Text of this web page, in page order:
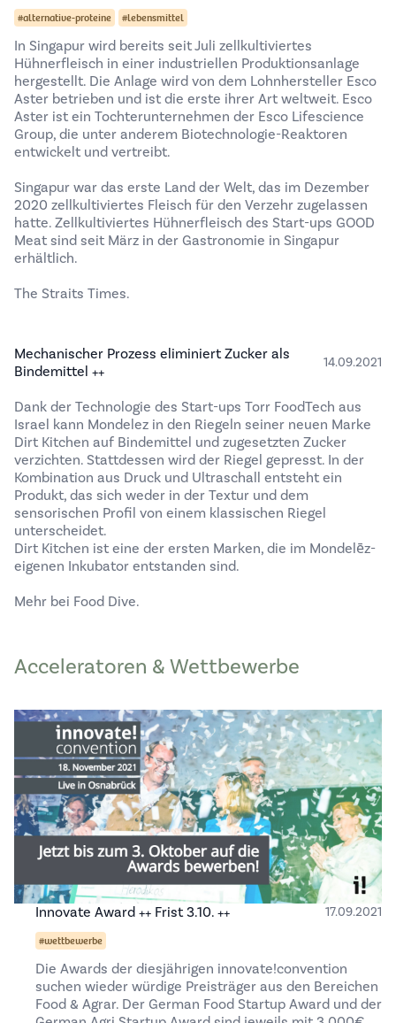
#alternative-proteine #lebensmittel
In Singapur wird bereits seit Juli zellkultiviertes
Hühnerfleisch in einer industriellen Produktionsanlage
hergestellt. Die Anlage wird von dem Lohnhersteller Esco
Aster betrieben und ist die erste ihrer Art weltweit. Esco
Aster ist ein Tochterunternehmen der Esco Lifescience
Group, die unter anderem Biotechnologie-Reaktoren
entwickelt und vertreibt.
Singapur war das erste Land der Welt, das im Dezember
2020 zellkultiviertes Fleisch für den Verzehr zugelassen
hatte. Zellkultiviertes Hühnerfleisch des Start-ups GOOD
Meat sind seit März in der Gastronomie in Singapur
erhältlich.
The Straits Times.
Mechanischer Prozess eliminiert Zucker als
Bindemittel ++
14.09.2021
Dank der Technologie des Start-ups Torr FoodTech aus
Israel kann Mondelez in den Riegeln seiner neuen Marke
Dirt Kitchen auf Bindemittel und zugesetzten Zucker
verzichten. Stattdessen wird der Riegel gepresst. In der
Kombination aus Druck und Ultraschall entsteht ein
Produkt, das sich weder in der Textur und dem
sensorischen Profil von einem klassischen Riegel
unterscheidet.
Dirt Kitchen ist eine der ersten Marken, die im Mondelēz-
eigenen Inkubator entstanden sind.
Mehr bei Food Dive.
Acceleratoren & Wettbewerbe
Innovate Award ++ Frist 3.10. ++ 17.09.2021
#wettbewerbe
Die Awards der diesjährigen innovate!convention
suchen wieder würdige Preisträger aus den Bereichen
Food & Agrar. Der German Food Startup Award und der